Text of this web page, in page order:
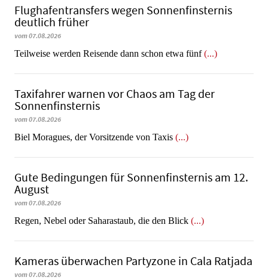
Flughafentransfers wegen Sonnenfinsternis
deutlich früher
vom 07.08.2026
Teilweise werden Reisende dann schon etwa fünf(...)
Taxifahrer warnen vor Chaos am Tag der
Sonnenfinsternis
vom 07.08.2026
​​​​​​​Biel Moragues, der Vorsitzende von Taxis (...)
Gute Bedingungen für Sonnenfinsternis am 12.
August
vom 07.08.2026
Regen, Nebel oder Saharastaub, die den Blick (...)
Kameras überwachen Partyzone in Cala Ratjada
vom 07.08.2026